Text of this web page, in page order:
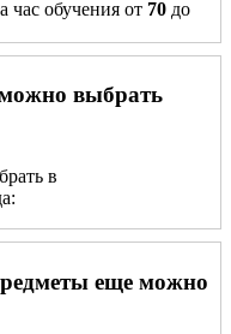
час обучения от 70 до
выбрать
в
еще можно